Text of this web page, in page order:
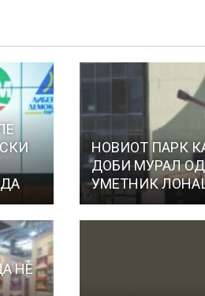
НОВИОТ ПАРК
ДОБИ МУРАЛ
УМЕТНИК
НЀ